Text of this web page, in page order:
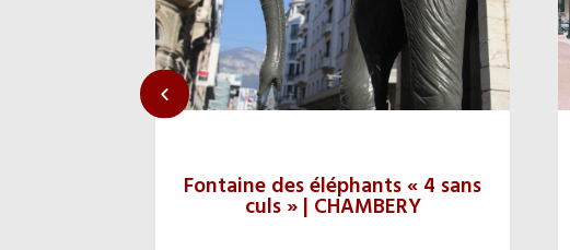
Fontaine des éléphants « 4 sans
culs » | CHAMBERY